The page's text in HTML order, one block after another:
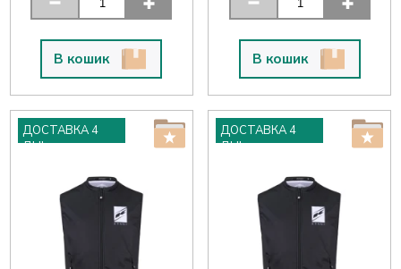
В кошик В кошик
ДОСТАВКА 4
ДНІ
ДОСТАВКА 4
ДНІ